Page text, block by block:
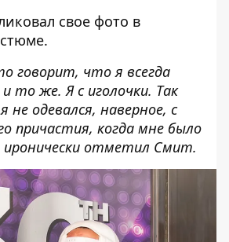
свое фото в
говорит, что я всегда
то же. Я с иголочки. Так
не одевался, наверное, с
причастия, когда мне было
иронически отметил Смит.